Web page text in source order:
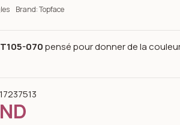
Brand:Topface
070pensé pour donner de la